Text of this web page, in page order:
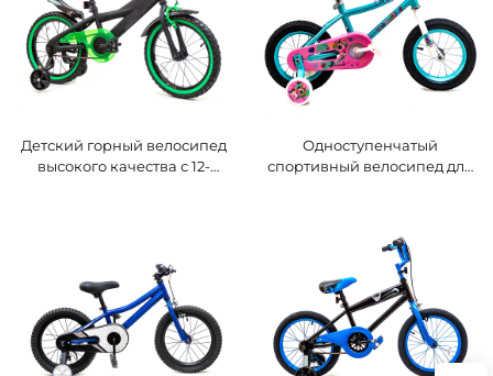
Детский горный велосипед
высокого качества с 12-
трансмиссия, новинка
Одноступенчатый
спортивный велосипед для
педальный тормоз